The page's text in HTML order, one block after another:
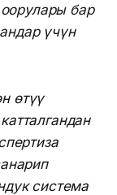
бар
үчүн
өтүү
система